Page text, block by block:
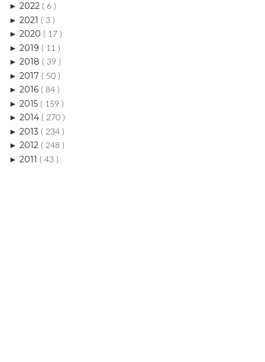
► 2022 ( 6 )
► 2021 ( 3 )
► 2020 ( 17 )
► 2019 ( 11 )
► 2018 ( 39 )
► 2017 ( 50 )
► 2016 ( 84 )
► 2015 ( 159 )
► 2014 ( 270 )
► 2013 ( 234 )
► 2012 ( 248 )
► 2011 ( 43 )